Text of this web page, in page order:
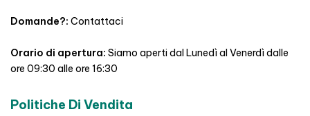
Domande?: Contattaci
Orario di apertura: Siamo aperti dal Lunedì al Venerdì dalle
ore 09:30 alle ore 16:30
Politiche Di Vendita